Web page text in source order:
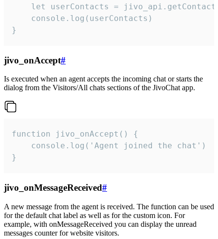
let userContacts =
    console.log(userContacts)
}
jivo_onAccept#
Is executed when an agent accepts the incoming chat or starts the
dialog from the Visitors/All chats sections of the JivoChat app.
function jivo_onAccept() {
}
jivo_onMessageReceived#
A new message from the agent is received. The function can be used
for the default chat label as well as for the custom icon. For
example, with onMessageReceived you can display the unread
messages counter for website visitors.